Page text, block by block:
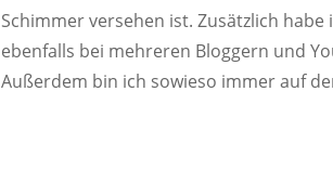
Schimmer versehen ist. Zusätzlich
ebenfalls bei mehreren Bloggern und
Außerdem bin ich sowieso immer auf